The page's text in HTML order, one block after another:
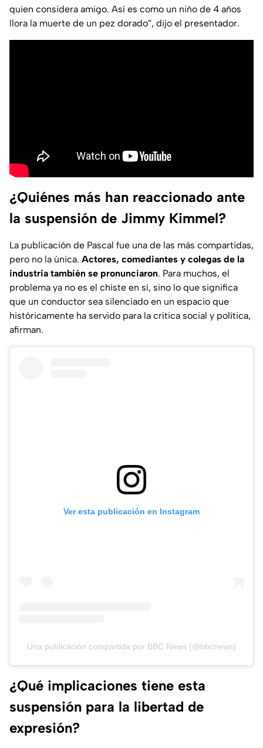
quien considera amigo. Así es como un niño de 4 años
llora la muerte de un pez dorado”, dijo el presentador.
¿Quiénes más han reaccionado ante
la suspensión de Jimmy Kimmel?
La publicación de Pascal fue una de las más compartidas,
pero no la única. Actores, comediantes y colegas de la
industria también se pronunciaron. Para muchos, el
problema ya no es el chiste en sí, sino lo que significa
que un conductor sea silenciado en un espacio que
históricamente ha servido para la crítica social y política,
afirman.
Ver esta publicación en Instagram
Una publicación compartida por BBC News (@bbcnews)
¿Qué implicaciones tiene esta
suspensión para la libertad de
expresión?